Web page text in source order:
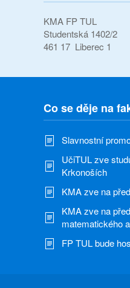
KMA FP TUL
Studentská 1402/2
461 17 Liberec 1
Co se děje na
Slavnostní
UčiTUL zve
Krkonoších
KMA zve na
KMA zve na
matematického
FP TUL bude